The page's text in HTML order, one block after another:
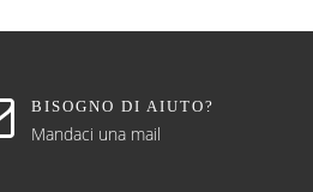
BISOGNO DI AIUTO?
Mandaci una mail